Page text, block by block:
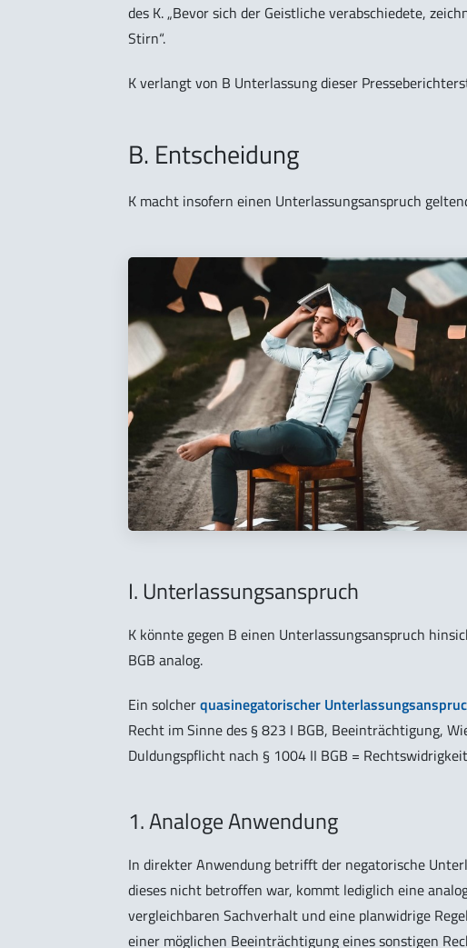
des K. „Bevor sich der Geistliche verabschiedete,
Stirn“.
K verlangt von B Unterlassung dieser
B. Entscheidung
K macht insofern einen Unterlassungsanspruch
I. Unterlassungsanspruch
K könnte gegen B einen Unterlassungsanspruch
BGB analog.
Ein solcherquasinegatorischer
Recht im Sinne des § 823 I BGB, Beeinträchtigung,
Duldungspflicht nach § 1004 II BGB =
1. Analoge Anwendung
In direkter Anwendung betrifft der negatorische
dieses nicht betroffen war, kommt lediglich eine
vergleichbaren Sachverhalt und eine planwidrige
einer möglichen Beeinträchtigung eines sonstigen